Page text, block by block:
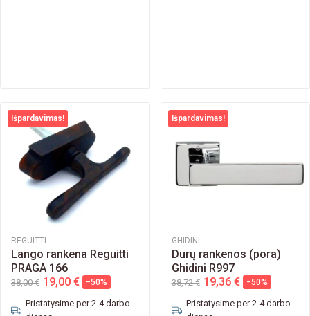
Išpardavimas!
REGUITTI
Lango rankena Reguitti
PRAGA 166
38,00 € 19,00 € −50%
Pristatysime per 2-4 darbo
Išpardavimas!
GHIDINI
Durų rankenos (pora)
Ghidini R997
38,72 € 19,36 € −50%
Pristatysime per 2-4 darbo